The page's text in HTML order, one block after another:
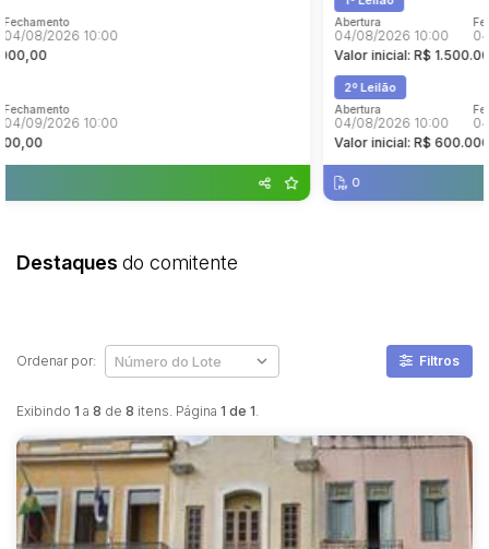
Abertura
04/08/2026 10:00
Valor inicial: R$ 1.500.000,00
Abertura
04/08/2026 10:00
Valor inicial: R$ 600.000,00
Destaques do comitente
Exibindo 1 a 8 de 8 itens. Página 1 de 1.
Ordenar por: Filtros